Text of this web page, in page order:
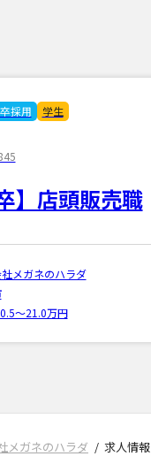
採用 学生
】店頭販売職
メガネのハラダ
〜21.0万円
メガネのハラダ 求人情報